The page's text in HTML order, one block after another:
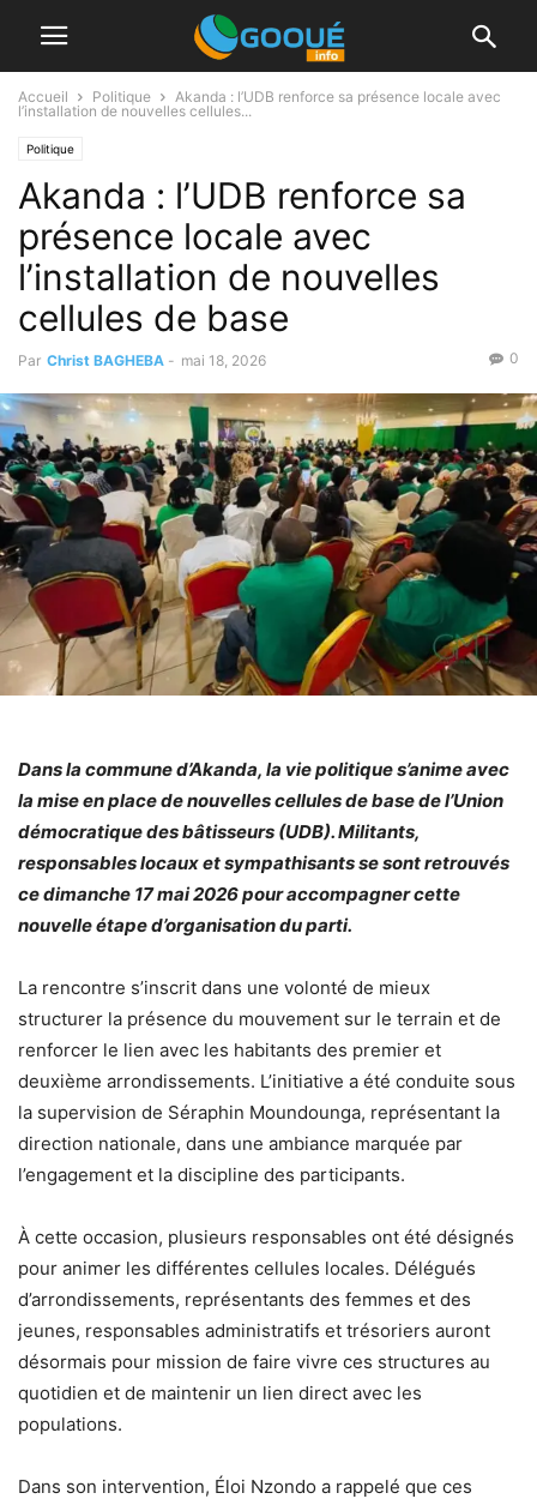
Accueil Politique
Akanda : l’UDB renforce sa présence locale avec
l’installation de nouvelles cellules...
Politique
Akanda : l’UDB renforce sa
présence locale avec
l’installation de nouvelles
cellules de base
Par Christ BAGHEBA - mai 18, 2026 0
Dans la commune d’Akanda, la vie politique s’anime avec
la mise en place de nouvelles cellules de base de l’Union
démocratique des bâtisseurs (UDB). Militants,
responsables locaux et sympathisants se sont retrouvés
ce dimanche 17 mai 2026 pour accompagner cette
nouvelle étape d’organisation du parti.
La rencontre s’inscrit dans une volonté de mieux
structurer la présence du mouvement sur le terrain et de
renforcer le lien avec les habitants des premier et
deuxième arrondissements. L’initiative a été conduite sous
la supervision de Séraphin Moundounga, représentant la
direction nationale, dans une ambiance marquée par
l’engagement et la discipline des participants.
À cette occasion, plusieurs responsables ont été désignés
pour animer les différentes cellules locales. Délégués
d’arrondissements, représentants des femmes et des
jeunes, responsables administratifs et trésoriers auront
désormais pour mission de faire vivre ces structures au
quotidien et de maintenir un lien direct avec les
populations.
Dans son intervention, Éloi Nzondo a rappelé que ces